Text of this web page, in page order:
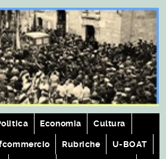
Economia Cultura
Rubriche U-BOAT